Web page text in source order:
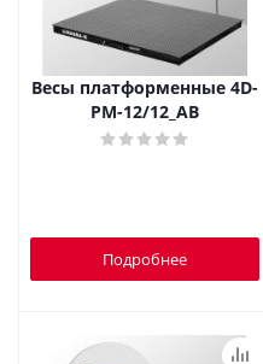
Весы платформенные 4D-
PM-12/12_AВ
Подробнее